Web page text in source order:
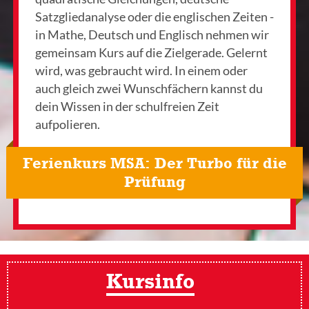
Satzgliedanalyse oder die englischen Zeiten -
in Mathe, Deutsch und Englisch nehmen wir
gemeinsam Kurs auf die Zielgerade. Gelernt
wird, was gebraucht wird. In einem oder
auch gleich zwei Wunschfächern kannst du
dein Wissen in der schulfreien Zeit
aufpolieren.
Ferienkurs MSA: Der Turbo für die
Prüfung
Kursinfo